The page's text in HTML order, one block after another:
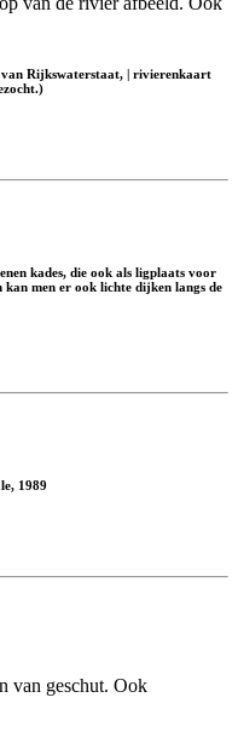
Rijkswaterstaat, | rivierenkaart
kades, die ook als ligplaats voor
kan men er ook lichte dijken langs de
1989
van geschut. Ook